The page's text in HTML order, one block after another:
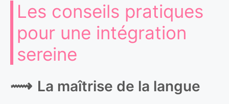
Les conseils pratiques
pour une intégration
sereine
La maîtrise de la langue